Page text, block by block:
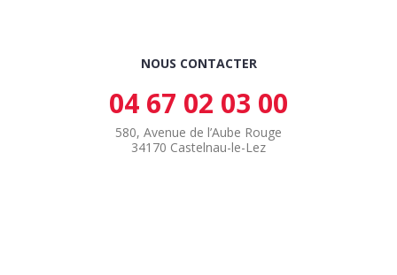
NOUS CONTACTER
04 67 02 03 00
580, Avenue de l’Aube Rouge
34170 Castelnau-le-Lez